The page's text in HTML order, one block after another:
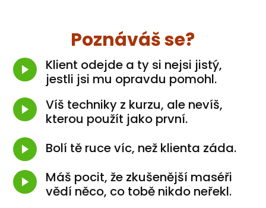
Poznáváš se?
Klient odejde a ty si nejsi jistý,
jestli jsi mu opravdu pomohl.
Víš techniky z kurzu, ale nevíš,
kterou použít jako první.
Bolí tě ruce víc, než klienta záda.
Máš pocit, že zkušenější maséři
vědí něco, co tobě nikdo neřekl.